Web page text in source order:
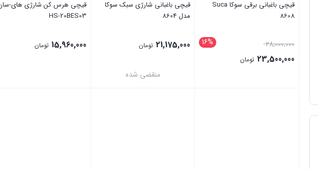
قیچی باغبانی برقی سوکا Suca
8608
16% 28,000,000قیمت
اصلی:23,500,000 تومان
قیچی باغبانی شارژی سبک سوکا
مدل 8604
21,175,000 تومان
منقضی شده
قیچی هرس کن شارژی های-
HS-20BES03
15,960,000 تومان